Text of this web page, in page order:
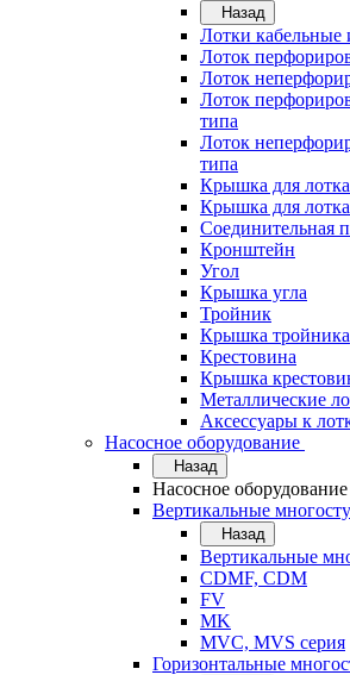
Назад
Лотки кабельные
Лоток
Лоток
Лоток
типа
Лоток
типа
Крышка для
Крышка для
Соединительная
Кронштейн
Угол
Крышка угла
Тройник
Крышка тройника
Крестовина
Крышка
Металлические
Аксессуары к
Насосное оборудование
Назад
Насосное оборудование
Вертикальные
Назад
Вертикальные
CDMF, CDM
FV
MK
MVC, MVS серия
Горизонтальные